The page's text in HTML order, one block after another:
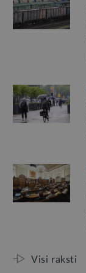
Visi raksti